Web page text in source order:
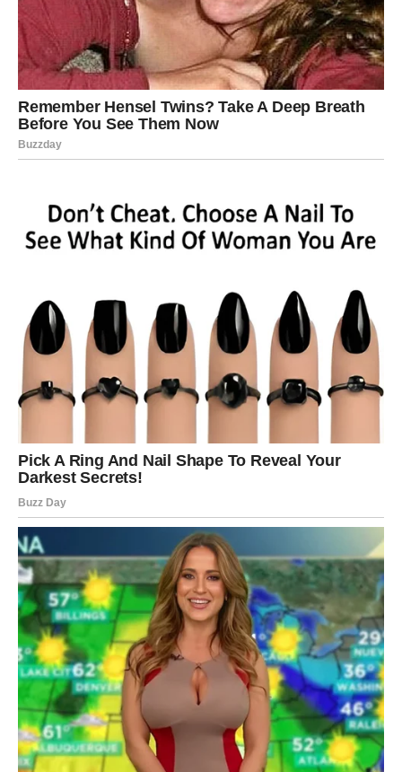
Porodica će biti vaš najveći
Ciganske karte pokazuju snažan simbol doma.
To znači da ćete danas posebno cijeniti vrijeme
provedeno sa porodicom ili ljudima koje smatrate svojom
drugom porodicom. Moguće je da će vas obradovati vijest
koja se tiče nekoga od najbližih ili ćete zajedno riješiti
pitanje koje vas je sve opterećivalo.
Topla riječ, podrška ili običan razgovor danas će imati
mnogo veći značaj nego što mislite.
Neočekivana vijest mijenja
raspoloženje
Jedna poruka, telefonski poziv ili susret mogli bi potpuno
promijeniti tok dana.
Ta informacija donijeće vam više optimizma i potvrditi da
se stvari razvijaju u pravom smjeru. Moguće je da će biti